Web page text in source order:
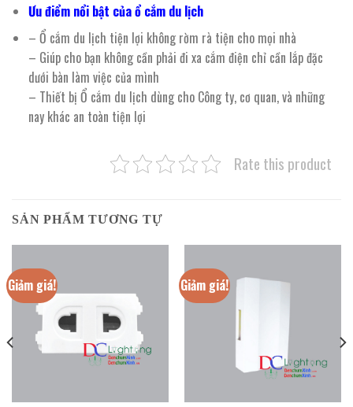
Ưu điểm nổi bật của ổ cắm du lịch
– Ổ cắm du lịch tiện lợi không rờm rà tiện cho mọi nhà
– Giúp cho bạn không cần phải đi xa cắm điện chỉ cần lắp đặc
dưới bàn làm việc của mình
– Thiết bị Ổ cắm du lịch dùng cho Công ty, cơ quan, và những
nay khác an toàn tiện lợi
Rate this product
SẢN PHẨM TƯƠNG TỰ
Giảm giá! Giảm giá!